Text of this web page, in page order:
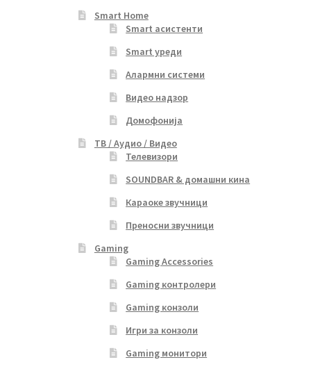
Smart Home
Smart асистенти
Smart уреди
Алармни системи
Видео надзор
Домофонија
ТВ / Аудио / Видео
Телевизори
SOUNDBAR & домашни кина
Караоке звучници
Преносни звучници
Gaming
Gaming Accessories
Gaming контролери
Gaming конзоли
Игри за конзоли
Gaming монитори